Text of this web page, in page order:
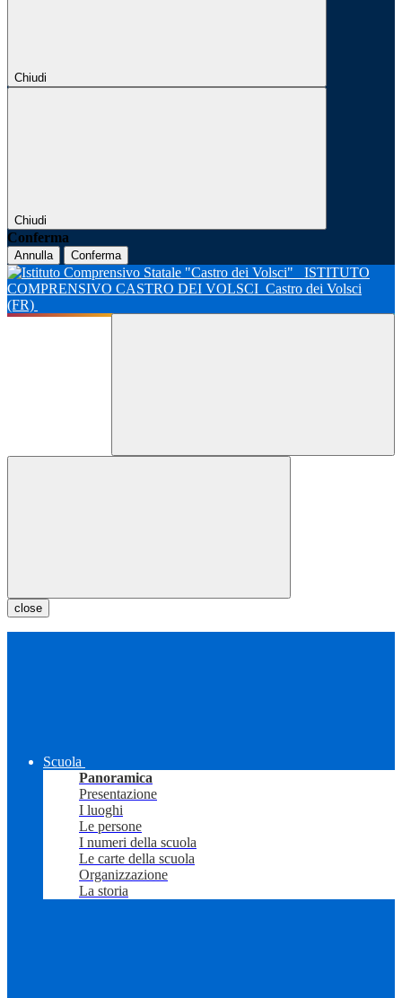
Chiudi
Chiudi
Conferma
Annulla Conferma
ISTITUTO
COMPRENSIVO CASTRO DEI VOLSCI Castro dei Volsci
(FR)
close
Scuola
Panoramica
Presentazione
I luoghi
Le persone
I numeri della scuola
Le carte della scuola
Organizzazione
La storia